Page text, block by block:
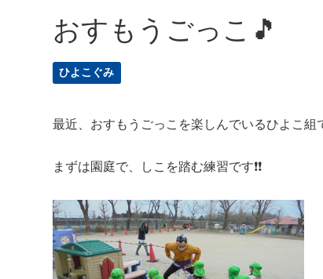
おすもうごっこ🎵
ひよこぐみ
最近、おすもうごっこを楽しんでいるひよこ組
まずは園庭で、しこを踏む練習です❗❗